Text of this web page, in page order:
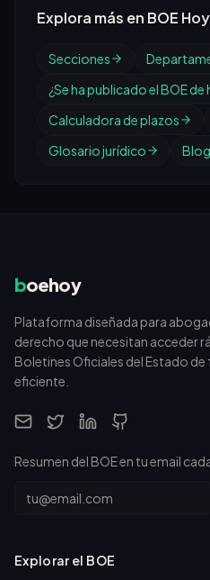
Explora más en BOE Hoy
Secciones
¿Se ha publicado el BOE de
Calculadora de plazos
Glosario jurídico
Blog
boehoy
Plataforma diseñada para
derecho que necesitan acceder
Boletines Oficiales del Estado
eficiente.
Resumen del BOE en tu email
Email
Explorar el BOE